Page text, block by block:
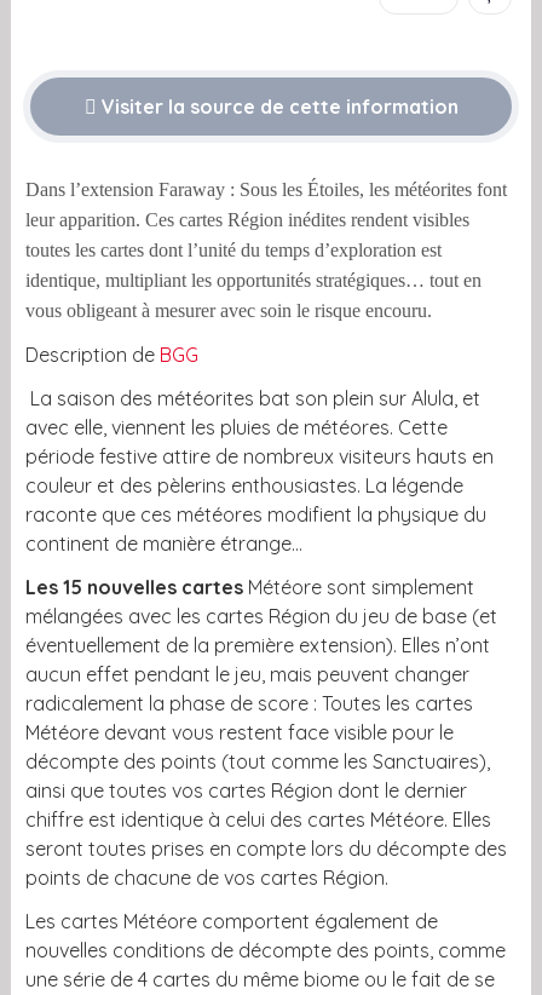
Visiter la source de cette information
Dans l’extension Faraway : Sous les Étoiles, les météorites font
leur apparition. Ces cartes Région inédites rendent visibles
toutes les cartes dont l’unité du temps d’exploration est
identique, multipliant les opportunités stratégiques… tout en
vous obligeant à mesurer avec soin le risque encouru.
Description de BGG
La saison des météorites bat son plein sur Alula, et
avec elle, viennent les pluies de météores. Cette
période festive attire de nombreux visiteurs hauts en
couleur et des pèlerins enthousiastes. La légende
raconte que ces météores modifient la physique du
continent de manière étrange…
Les 15 nouvelles cartesMétéore sont simplement
mélangées avec les cartes Région du jeu de base (et
éventuellement de la première extension). Elles n’ont
aucun effet pendant le jeu, mais peuvent changer
radicalement la phase de score : Toutes les cartes
Météore devant vous restent face visible pour le
décompte des points (tout comme les Sanctuaires),
ainsi que toutes vos cartes Région dont le dernier
chiffre est identique à celui des cartes Météore. Elles
seront toutes prises en compte lors du décompte des
points de chacune de vos cartes Région.
Les cartes Météore comportent également de
nouvelles conditions de décompte des points, comme
une série de 4 cartes du même biome ou le fait de se